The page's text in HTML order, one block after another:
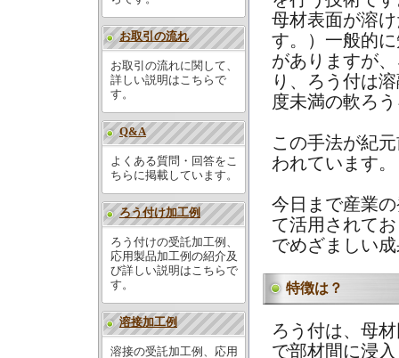
お取引の流れ
お取引の流れに関して、
詳しい説明はこちらで
す。
Q&A
よくある質問・回答をこ
ちらに掲載しています。
ろう付け加工例
ろう付けの受託加工例、
応用製品加工例の紹介及
び詳しい説明はこちらで
す。
溶接加工例
溶接の受託加工例、応用
母材表面が溶
す。）一般的
がありますが
り、ろう付は
度未満の軟ろ
この手法が紀
われています。
今日まで産業
て活用されて
でめざましい
特徴は？
ろう付は、母
で部材間に浸